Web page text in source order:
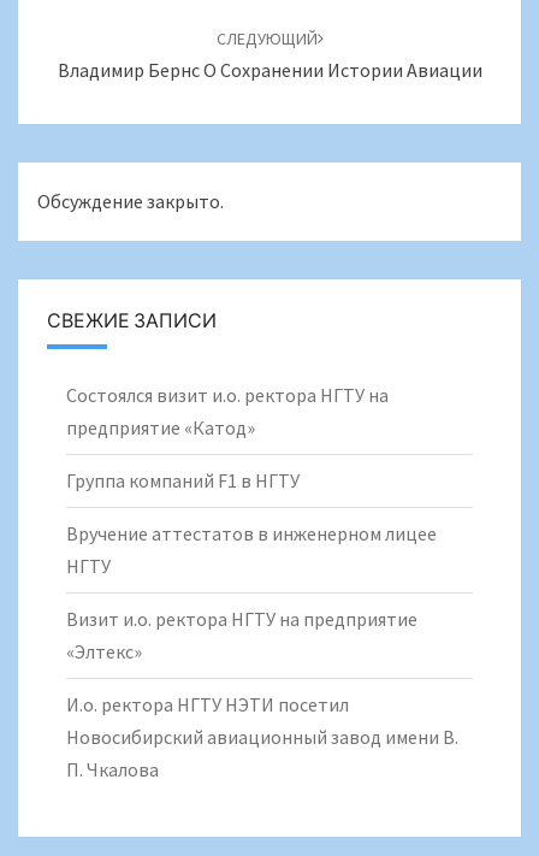
СЛЕДУЮЩИЙ
Владимир Бернс О Сохранении Истории Авиации
Обсуждение закрыто.
СВЕЖИЕ ЗАПИСИ
Состоялся визит и.о. ректора НГТУ на
предприятие «Катод»
Группа компаний F1 в НГТУ
Вручение аттестатов в инженерном лицее
НГТУ
Визит и.о. ректора НГТУ на предприятие
«Элтекс»
И.о. ректора НГТУ НЭТИ посетил
Новосибирский авиационный завод имени В.
П. Чкалова